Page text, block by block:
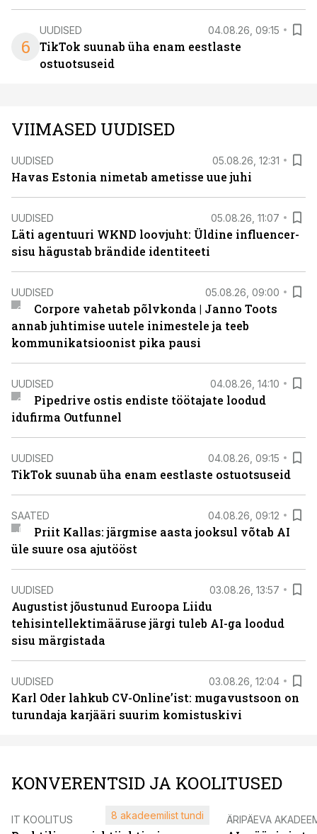
6
UUDISED 04.08.26, 09:15
TikTok suunab üha enam eestlaste
ostuotsuseid
VIIMASED UUDISED
UUDISED 05.08.26, 12:31
Havas Estonia nimetab ametisse uue juhi
UUDISED 05.08.26, 11:07
Läti agentuuri WKND loovjuht: Üldine influencer-
sisu hägustab brändide identiteeti
UUDISED 05.08.26, 09:00
Corpore vahetab põlvkonda | Janno Toots
annab juhtimise uutele inimestele ja teeb
kommunikatsioonist pika pausi
UUDISED 04.08.26, 14:10
Pipedrive ostis endiste töötajate loodud
idufirma Outfunnel
UUDISED 04.08.26, 09:15
TikTok suunab üha enam eestlaste ostuotsuseid
SAATED 04.08.26, 09:12
Priit Kallas: järgmise aasta jooksul võtab AI
üle suure osa ajutööst
UUDISED 03.08.26, 13:57
Augustist jõustunud Euroopa Liidu
tehisintellektimääruse järgi tuleb AI-ga loodud
sisu märgistada
UUDISED 03.08.26, 12:04
Karl Oder lahkub CV-Online’ist: mugavustsoon on
turundaja karjääri suurim komistuskivi
KONVERENTSID JA KOOLITUSED
IT KOOLITUS 8 akadeemilist tundi ÄRIPÄEVA